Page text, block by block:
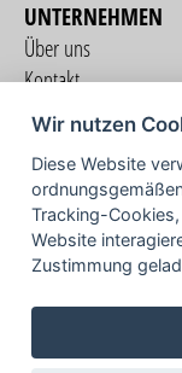
UNTERNEHMEN
Über uns
Kontakt
Datenschutzerklärung
Impressum
Wir nutzen
Diese Website
Tracking-
Website
Zustimmung